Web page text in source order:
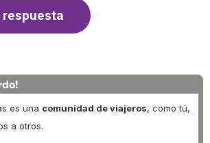
es una comunidad de viajeros, como tú,
a otros.